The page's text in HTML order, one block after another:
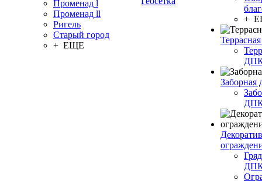
Променад l
Променад ll
Ригель
Старый город
+ ЕЩЕ
+
Заборная